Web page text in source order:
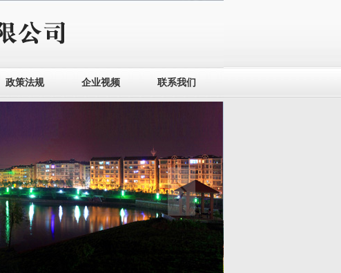
政策法规 企业视频 联系我们